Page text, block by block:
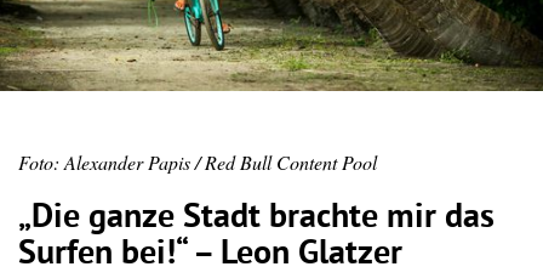
Foto: Alexander Papis / Red Bull Content Pool
„Die ganze Stadt brachte mir das
Surfen bei!“ – Leon Glatzer